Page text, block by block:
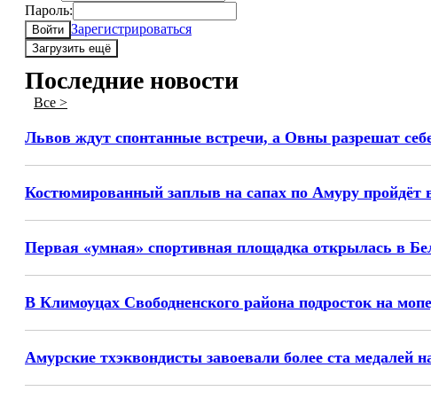
Пароль:
Войти Зарегистрироваться
Загрузить ещё
Последние новости
Все >
Львов ждут спонтанные встречи, а Овны разрешат
Костюмированный заплыв на сапах по Амуру пройдёт
Первая «умная» спортивная площадка открылась в
В Климоуцах Свободненского района подросток на
Амурские тхэквондисты завоевали более ста медалей